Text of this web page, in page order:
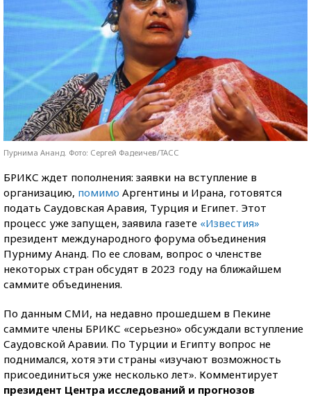
Пурнима Ананд. Фото: Сергей Фадеичев/ТАСС
БРИКС ждет пополнения: заявки на вступление в
организацию, помимо Аргентины и Ирана, готовятся
подать Саудовская Аравия, Турция и Египет. Этот
процесс уже запущен, заявила газете «Известия»
президент международного форума объединения
Пурниму Ананд. По ее словам, вопрос о членстве
некоторых стран обсудят в 2023 году на ближайшем
саммите объединения.
По данным СМИ, на недавно прошедшем в Пекине
саммите члены БРИКС «серьезно» обсуждали вступление
Саудовской Аравии. По Турции и Египту вопрос не
поднимался, хотя эти страны «изучают возможность
присоединиться уже несколько лет». Комментирует
президент Центра исследований и прогнозов